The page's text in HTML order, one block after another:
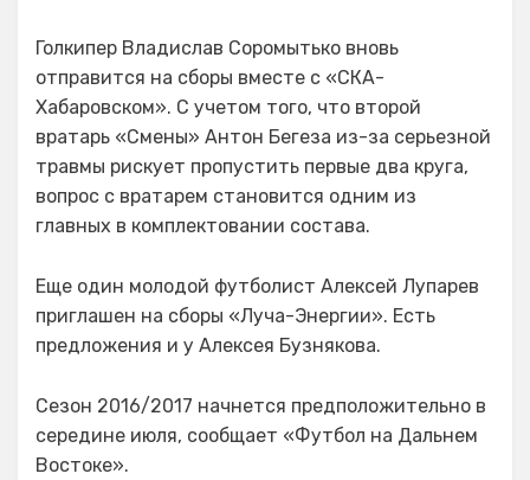
Голкипер Владислав Соромытько вновь
отправится на сборы вместе с «СКА-
Хабаровском». С учетом того, что второй
вратарь «Смены» Антон Бегеза из-за серьезной
травмы рискует пропустить первые два круга,
вопрос с вратарем становится одним из
главных в комплектовании состава.
Еще один молодой футболист Алексей Лупарев
приглашен на сборы «Луча-Энергии». Есть
предложения и у Алексея Бузнякова.
Сезон 2016/2017 начнется предположительно в
середине июля, сообщает «Футбол на Дальнем
Востоке».